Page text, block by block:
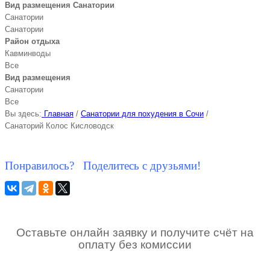
Вид размещения Санатории
Санатории
Санатории
Район отдыха
Кавминводы
Все
Вид размещения
Санатории
Все
Вы здесь: Главная / Санатории для похудения в Сочи /
Санаторий Колос Кисловодск
Понравилось? Поделитесь с друзьями!
Оставьте онлайн заявку и получите счёт на
оплату без комиссии